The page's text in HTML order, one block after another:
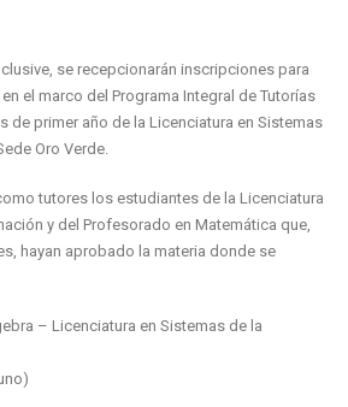
se recepcionarán inscripciones para
el marco del Programa Integral de Tutorías
de primer año de la Licenciatura en Sistemas
Oro Verde.
tutores los estudiantes de la Licenciatura
y del Profesorado en Matemática que,
hayan aprobado la materia donde se
– Licenciatura en Sistemas de la